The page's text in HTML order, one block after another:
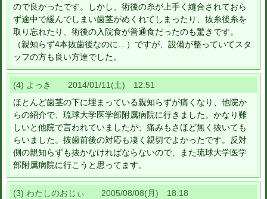
ので良かったです。しかし、術後の糸が上手く縫合されておら
ず途中で緩んでしまい歯茎がめくれてしまったり、抜糸後糸を
取り忘れたり、術後の入院食が普通食だったのも驚きです。
（親知らず4本抜歯後なのに…）ですが、設備が整っていてスタ
ッフの方も良い方達でした。
(4) よっき 2014/01/11(土) 12:51
ほとんど歯茎の下に埋まっている親知らずが痛くなり、他院か
らの紹介で、琉球大学医学部附属病院に行きました。かなり難
しいと他院で言われていましたが、痛みもさほど無く抜いても
らいました。抜歯前後の対応も凄く親切でよかったです。反対
側の親知らずも抜かなければならないので、また琉球大学医学
部附属病院に行こうと思ってます。
(3) わたしのおじぃ 2005/08/08(月) 18:18